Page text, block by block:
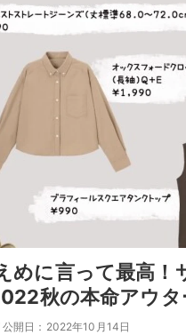
めに言って最高！
秋の本命アウタ
公開日：2022年10月14日